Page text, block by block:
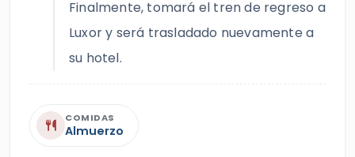
Finalmente, tomará el tren de regreso a
Luxor y será trasladado nuevamente a
su hotel.
COMIDAS
Almuerzo